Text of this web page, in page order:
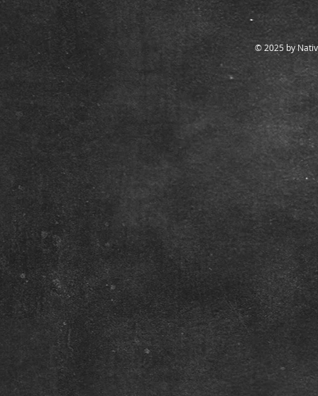
© 2025 by